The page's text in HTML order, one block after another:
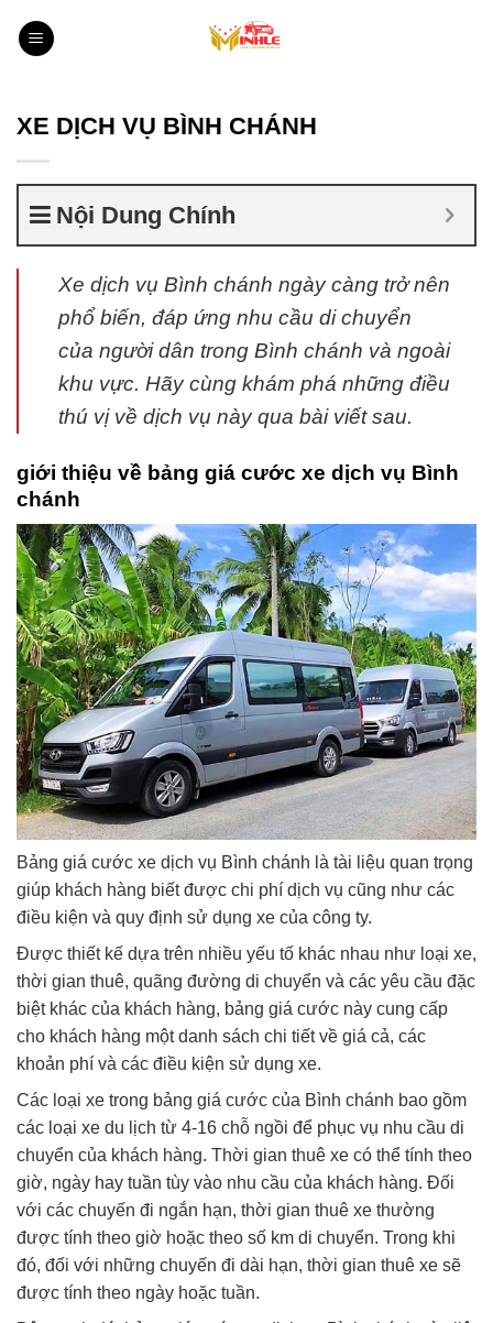
qua
XE DỊCH VỤ BÌNH CHÁNH
Nội Dung Chính
Xe dịch vụ Bình chánh ngày càng trở nên
phổ biến, đáp ứng nhu cầu di chuyển
của người dân trong Bình chánh và ngoài
khu vực. Hãy cùng khám phá những điều
thú vị về dịch vụ này qua bài viết sau.
giới thiệu về bảng giá cước xe dịch vụ Bình
chánh
Bảng giá cước xe dịch vụ Bình chánh là tài liệu quan trọng
giúp khách hàng biết được chi phí dịch vụ cũng như các
điều kiện và quy định sử dụng xe của công ty.
Được thiết kế dựa trên nhiều yếu tố khác nhau như loại xe,
thời gian thuê, quãng đường di chuyển và các yêu cầu đặc
biệt khác của khách hàng, bảng giá cước này cung cấp
cho khách hàng một danh sách chi tiết về giá cả, các
khoản phí và các điều kiện sử dụng xe.
Các loại xe trong bảng giá cước của Bình chánh bao gồm
các loại xe du lịch từ 4-16 chỗ ngồi để phục vụ nhu cầu di
chuyển của khách hàng. Thời gian thuê xe có thể tính theo
giờ, ngày hay tuần tùy vào nhu cầu của khách hàng. Đối
với các chuyến đi ngắn hạn, thời gian thuê xe thường
được tính theo giờ hoặc theo số km di chuyển. Trong khi
đó, đối với những chuyến đi dài hạn, thời gian thuê xe sẽ
được tính theo ngày hoặc tuần.